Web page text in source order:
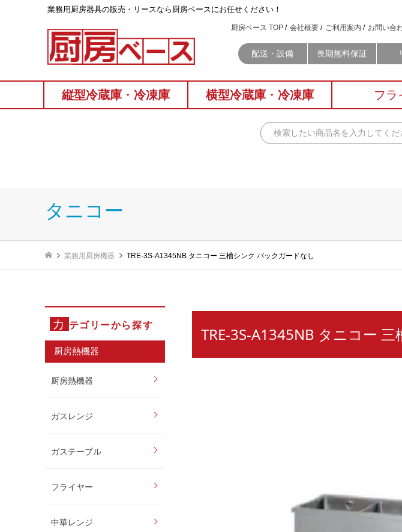
業務⽤厨房器具の販売・リースなら厨房ベースにお任せください！
厨房ベース TOP 会社概要 ご利用案内 お問い合
配送・設備 長期無料保証
縦型冷蔵庫 ・ 冷凍庫 横型冷蔵庫 ・ 冷凍庫 フラ
タニコー
業務用厨房機器 TRE-3S-A1345NB タニコー 三槽シンク バックガードなし
カ テゴリーから探す
厨房熱機器
厨房熱機器
ガスレンジ
ガステーブル
フライヤー
中華レンジ
TRE-3S-A1345NB タニコー